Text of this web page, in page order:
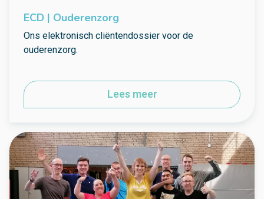
ECD | Ouderenzorg
Ons elektronisch cliëntendossier voor de
ouderenzorg.
Lees meer